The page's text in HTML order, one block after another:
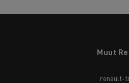
menuMuut
renault-